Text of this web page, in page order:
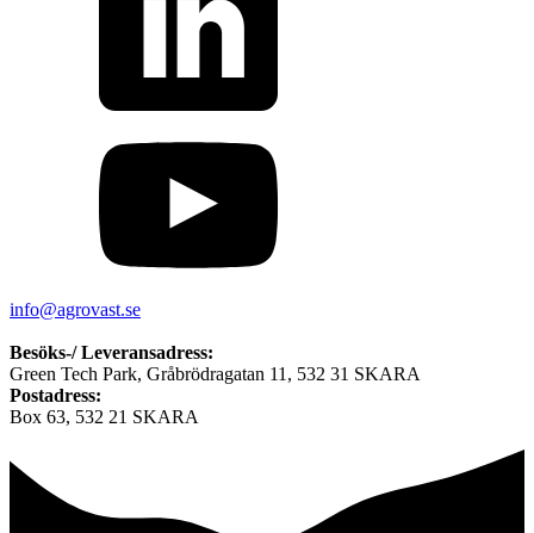
info@agrovast.se
Besöks-/ Leveransadress:
Green Tech Park, Gråbrödragatan 11, 532 31 SKARA
Postadress:
Box 63, 532 21 SKARA